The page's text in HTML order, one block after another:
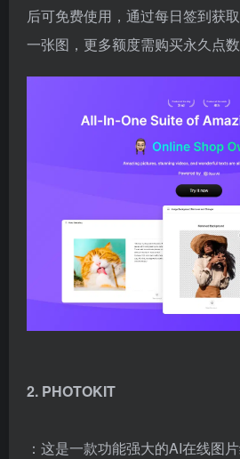
后可免费使用，通过每日签到获
一张图，更多额度需购买永久点数
2. PHOTOKIT
：这是一款功能强大的AI在线图